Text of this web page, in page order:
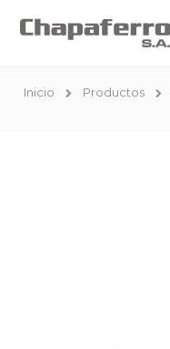
Inicio Productos